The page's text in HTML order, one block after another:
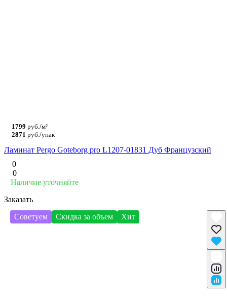
1799 руб./м²
2871 руб./упак
Ламинат Pergo Goteborg pro L1207-01831 Дуб Французский
0
0
Наличие уточняйте
Заказать
Советуем
Скидка за объем Хит